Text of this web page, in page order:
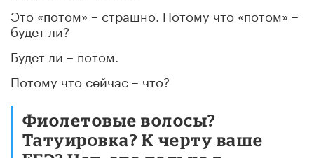
Это «потом» – страшно. Потому что «потом» –
будет ли?
Будет ли – потом.
Потому что сейчас – что?
Фиолетовые волосы?
Татуировка? К черту ваше